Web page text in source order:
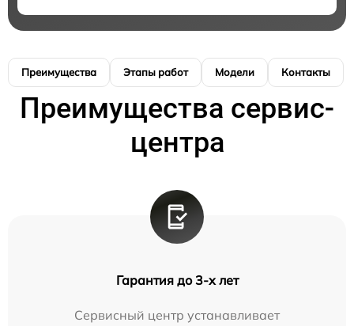
Преимущества Этапы работ Модели Контакты
Преимущества сервис-
центра
Гарантия до 3-х лет
Сервисный центр устанавливает